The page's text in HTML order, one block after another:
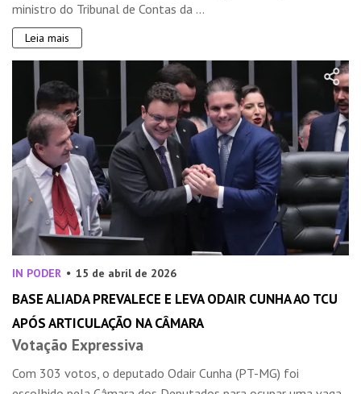
ministro do Tribunal de Contas da ...
Leia mais
IN PODER 15 de abril de 2026
BASE ALIADA PREVALECE E LEVA ODAIR CUNHA AO TCU
APÓS ARTICULAÇÃO NA CÂMARA
Votação Expressiva
Com 303 votos, o deputado Odair Cunha (PT-MG) foi